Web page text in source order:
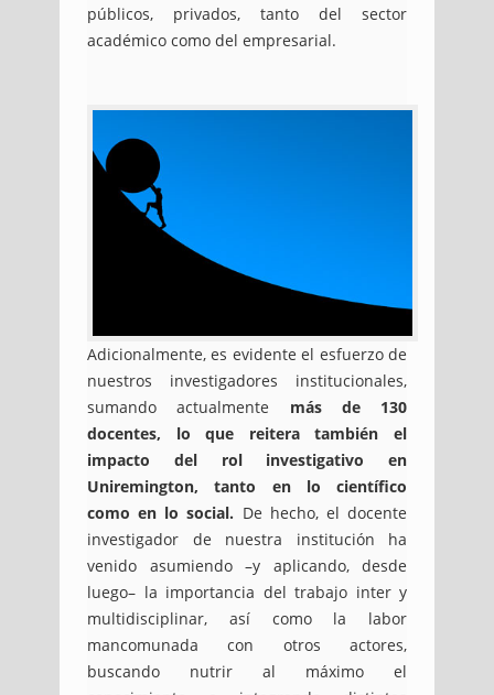
públicos, privados, tanto del sector
académico como del empresarial.
Adicionalmente, es evidente el esfuerzo de
nuestros investigadores institucionales,
sumando actualmente más de 130
docentes, lo que reitera también el
impacto del rol investigativo en
Uniremington, tanto en lo científico
como en lo social. De hecho, el docente
investigador de nuestra institución ha
venido asumiendo –y aplicando, desde
luego– la importancia del trabajo inter y
multidisciplinar, así como la labor
mancomunada con otros actores,
buscando nutrir al máximo el